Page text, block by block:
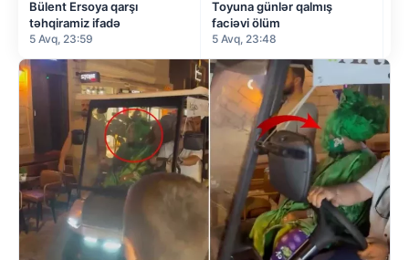
Bülent Ersoya qarşı
təhqiramiz ifadə
5 Avq, 23:59
Toyuna günlər qalmış
faciəvi ölüm
5 Avq, 23:48